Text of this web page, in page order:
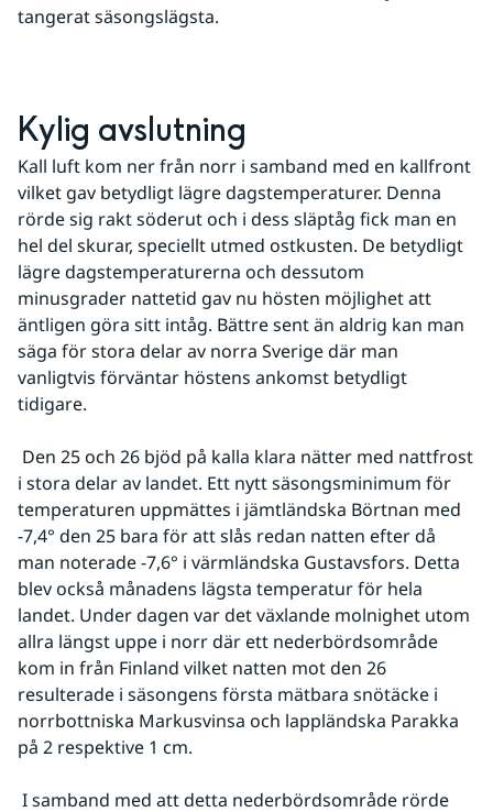
tangerat säsongslägsta.
Kylig avslutning
Kall luft kom ner från norr i samband med en kallfront
vilket gav betydligt lägre dagstemperaturer. Denna
rörde sig rakt söderut och i dess släptåg fick man en
hel del skurar, speciellt utmed ostkusten. De betydligt
lägre dagstemperaturerna och dessutom
minusgrader nattetid gav nu hösten möjlighet att
äntligen göra sitt intåg. Bättre sent än aldrig kan man
säga för stora delar av norra Sverige där man
vanligtvis förväntar höstens ankomst betydligt
tidigare.
i stora delar av landet. Ett nytt säsongsminimum för
temperaturen uppmättes i jämtländska Börtnan med
-7,4° den 25 bara för att slås redan natten efter då
man noterade -7,6° i värmländska Gustavsfors. Detta
blev också månadens lägsta temperatur för hela
landet. Under dagen var det växlande molnighet utom
allra längst uppe i norr där ett nederbördsområde
kom in från Finland vilket natten mot den 26
resulterade i säsongens första mätbara snötäcke i
norrbottniska Markusvinsa och lappländska Parakka
på 2 respektive 1 cm.